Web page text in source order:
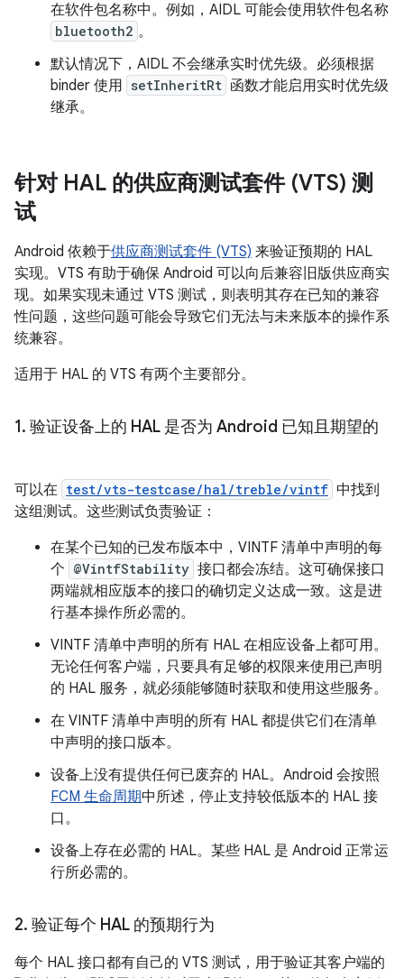
在软件包名称中。例如，AIDL 可能会使用软件包名称
bluetooth2 。
默认情况下，AIDL 不会继承实时优先级。必须根据
binder 使用 setInheritRt 函数才能启用实时优先级
继承。
针对 HAL 的供应商测试套件 (VTS) 测
试
Android 依赖于供应商测试套件 (VTS) 来验证预期的 HAL
实现。VTS 有助于确保 Android 可以向后兼容旧版供应商实
现。如果实现未通过 VTS 测试，则表明其存在已知的兼容
性问题，这些问题可能会导致它们无法与未来版本的操作系
统兼容。
适用于 HAL 的 VTS 有两个主要部分。
1. 验证设备上的 HAL 是否为 Android 已知且期望的
可以在 test/vts-testcase/hal/treble/vintf 中找到
这组测试。这些测试负责验证：
在某个已知的已发布版本中，VINTF 清单中声明的每
个 @VintfStability 接口都会冻结。这可确保接口
两端就相应版本的接口的确切定义达成一致。这是进
行基本操作所必需的。
VINTF 清单中声明的所有 HAL 在相应设备上都可用。
无论任何客户端，只要具有足够的权限来使用已声明
的 HAL 服务，就必须能够随时获取和使用这些服务。
在 VINTF 清单中声明的所有 HAL 都提供它们在清单
中声明的接口版本。
设备上没有提供任何已废弃的 HAL。Android 会按照
FCM 生命周期中所述，停止支持较低版本的 HAL 接
口。
设备上存在必需的 HAL。某些 HAL 是 Android 正常运
行所必需的。
2. 验证每个 HAL 的预期行为
每个 HAL 接口都有自己的 VTS 测试，用于验证其客户端的